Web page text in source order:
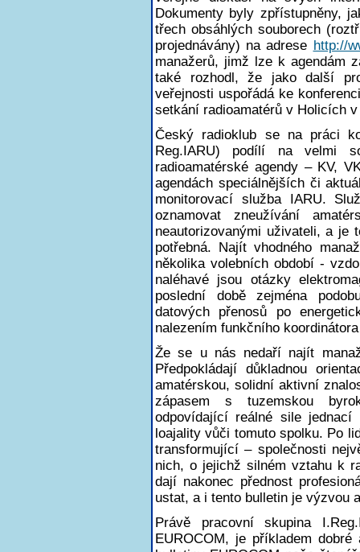
Dokumenty byly zpřístupněny,
třech obsáhlých souborech
projednávány) na adrese http://
manažerů, jimž lze k agendám
také rozhodl, že jako další
veřejnosti uspořádá ke
setkání radioamatérů v Holicích
Český radioklub se na práci
Reg.IARU) podílí na velmi
radioamatérské agendy – KV,
agendách speciálnějších či
monitorovací služba IARU.
oznamovat zneužívání
neautorizovanými uživateli, a je
potřebná. Najít vhodného
několika volebních období -
naléhavé jsou otázky
poslední době zejména
datových přenosů po
nalezením funkčního
Že se u nás nedaří najít
Předpokládají důkladnou
amatérskou, solidní aktivní
zápasem s tuzemskou
odpovídající reálné sile
loajality vůči tomuto spolku. Po
transformující – společnosti
nich, o jejichž silném vztahu k
dají nakonec přednost
ustat, a i tento bulletin je výzvou
Právě pracovní skupina
EUROCOM, je příkladem